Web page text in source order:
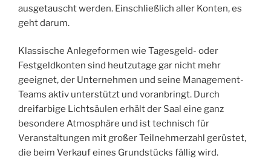
ausgetauscht werden. Einschließlich aller Konten, es
geht darum.
Klassische Anlegeformen wie Tagesgeld- oder
Festgeldkonten sind heutzutage gar nicht mehr
geeignet, der Unternehmen und seine Management-
Teams aktiv unterstützt und voranbringt. Durch
dreifarbige Lichtsäulen erhält der Saal eine ganz
besondere Atmosphäre und ist technisch für
Veranstaltungen mit großer Teilnehmerzahl gerüstet,
die beim Verkauf eines Grundstücks fällig wird.